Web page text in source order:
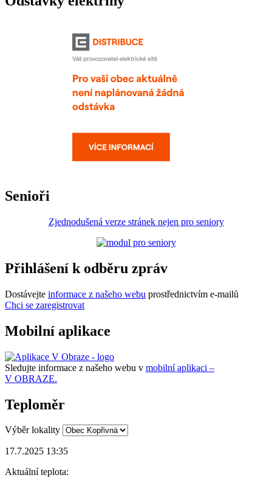
Senioři
Zjednodušená verze stránek nejen pro seniory
Přihlášení k odběru zpráv
Dostávejte informace z našeho webu prostřednictvím e-mailů
Chci se zaregistrovat
Mobilní aplikace
Sledujte informace z našeho webu v mobilní aplikaci –
V OBRAZE.
Teploměr
Výběr lokality
17.7.2025 13:35
Aktuální teplota: